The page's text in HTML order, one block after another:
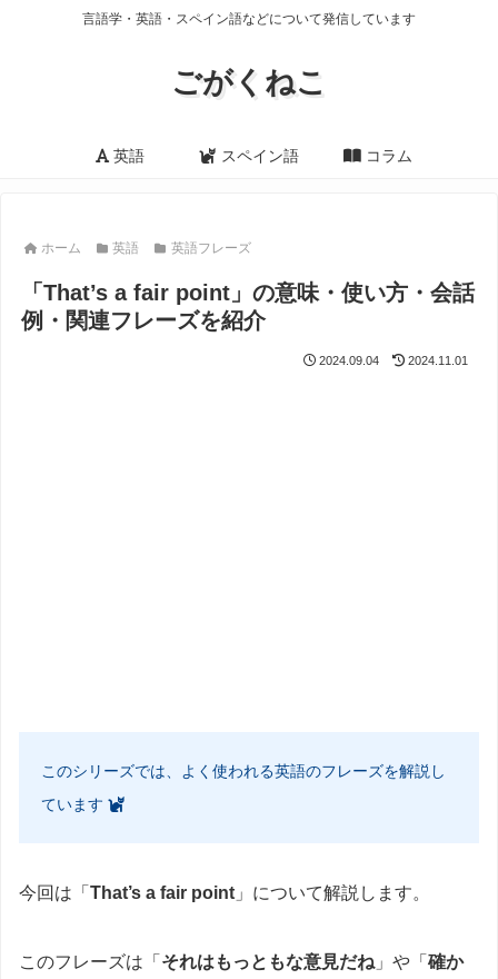
言語学・英語・スペイン語などについて発信しています
ごがくねこ
英語 スペイン語 コラム
ホーム 英語 英語フレーズ
「That’s a fair point」の意味・使い方・会話
例・関連フレーズを紹介
2024.09.04 2024.11.01
このシリーズでは、よく使われる英語のフレーズを解説し
ています
今回は「 That’s a fair point 」について解説します。
このフレーズは「 それはもっともな意見だね 」や「 確か